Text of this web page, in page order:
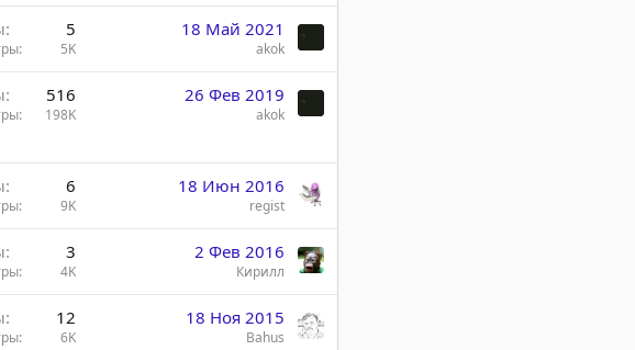
5
5K
18 Май 2021
akok
516
198K
26 Фев 2019
akok
6
9K
18 Июн 2016
regist
3
4K
2 Фев 2016
Кирилл
12
6K
18 Ноя 2015
Bahus